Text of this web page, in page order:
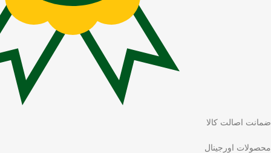
ضمانت اصالت کالا
محصولات اورجینال